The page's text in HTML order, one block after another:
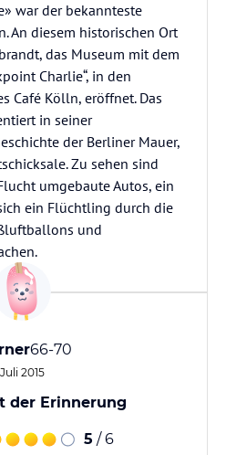
war der bekannteste
An diesem historischen Ort
das Museum mit dem
Charlie“, in den
Café Kölln, eröffnet. Das
in seiner
der Berliner Mauer,
Zu sehen sind
umgebaute Autos, ein
ein Flüchtling durch die
und
66-70
Juli 2015
der Erinnerung
5 / 6